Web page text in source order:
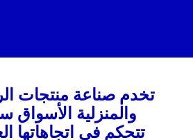
تخدم صناعة منتجات
والمنزلية الأسواق
تتحكم في اتجاهاتها